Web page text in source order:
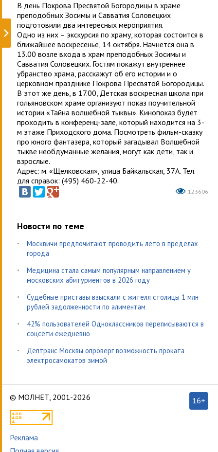
В день Покрова Пресвятой Богородицы в храме
преподобных Зосимы и Савватия Соловецких
подготовили два интересных мероприятия.
Одно из них – экскурсия по храму, которая состоится в
ближайшее воскресенье, 14 октября. Начнется она в
13.00 возле входа в храм преподобных Зосимы и
Савватия Соловецких. Гостям покажут внутреннее
убранство храма, расскажут об его истории и о
церковном празднике Покрова Пресвятой Богородицы.
В этот же день, в 17.00, Детская воскресная школа при
гольяновском храме организуют показ поучительной
истории «Тайна волшебной тыквы». Кинопоказ будет
проходить в конференц-зале, который находится на 3-
м этаже Приходского дома. Посмотреть фильм-сказку
про юного фантазера, который загадывал Волшебной
тыкве необдуманные желания, могут как дети, так и
взрослые.
Адрес: м. «Щелковская», улица Байкальская, 37А. Тел.
для справок: (495) 460-22-40.
123606
Новости по теме
Москвичи предпочитают проводить лето в пределах
города
Медицина стала самым популярным направлением у
московских абитуриентов в 2026 году
Судебные приставы взыскали с жителя столицы 1 млн
рублей задолженности по алиментам
42% пользователей Одноклассников переписываются в
соцсети ежедневно
Дептранс Москвы опроверг возможность проката
электросамокатов зимой
© МОЛНЕТ, 2001-2026 16+
Реклама